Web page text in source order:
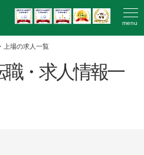
menu
上場の求人一覧
・求人情報一